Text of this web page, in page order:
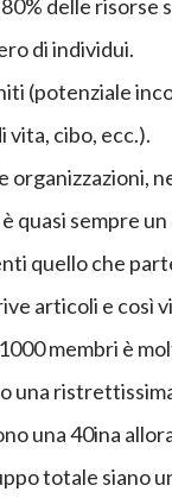
delle risorse
di individui.
(potenziale
vita, cibo, ecc.).
organizzazioni,
quasi sempre un
quello che
articoli e così
membri è
una r
una 40ina
totale siano